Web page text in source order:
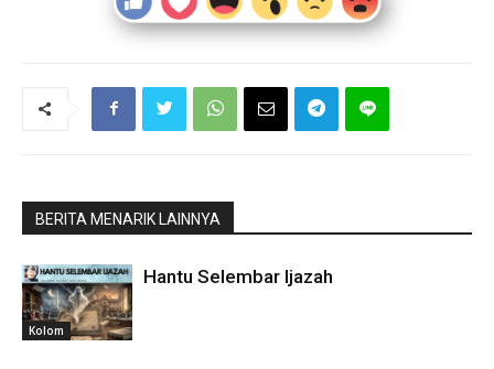
BERITA MENARIK LAINNYA
Kolom
Hantu Selembar Ijazah